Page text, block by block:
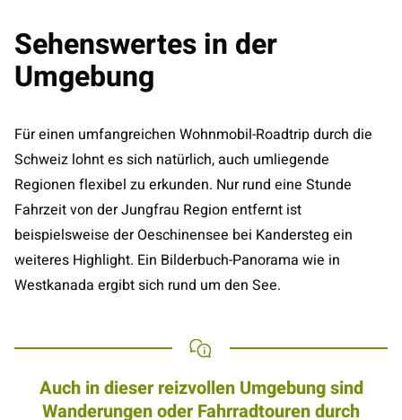
Sehenswertes in der
Umgebung
Für einen umfangreichen Wohnmobil-Roadtrip durch die
Schweiz lohnt es sich natürlich, auch umliegende
Regionen flexibel zu erkunden. Nur rund eine Stunde
Fahrzeit von der Jungfrau Region entfernt ist
beispielsweise der Oeschinensee bei Kandersteg ein
weiteres Highlight. Ein Bilderbuch-Panorama wie in
Westkanada ergibt sich rund um den See.
Auch in dieser reizvollen Umgebung sind
Wanderungen oder Fahrradtouren durch